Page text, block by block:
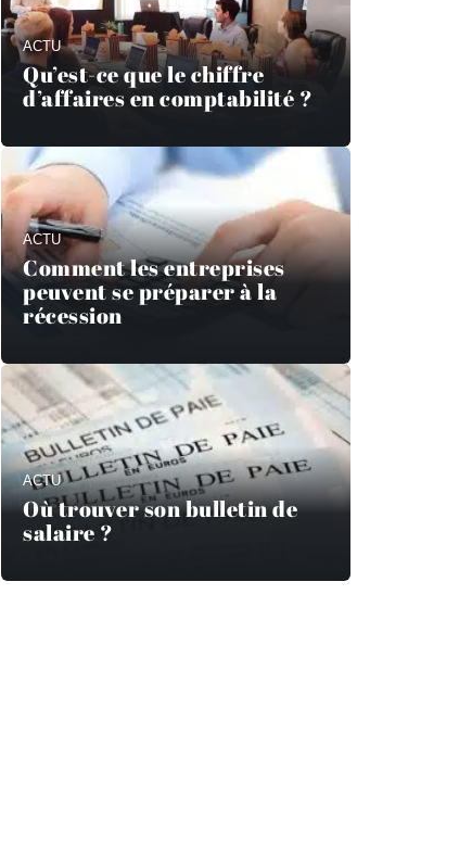
ACTU
Qu’est-ce que le chiffre
d’affaires en comptabilité ?
ACTU
Comment les entreprises
peuvent se préparer à la
récession
ACTU
Où trouver son bulletin de
salaire ?